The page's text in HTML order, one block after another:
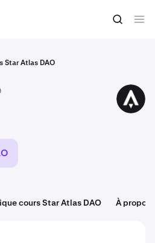
Star Atlas DAO
Acheter du POLIS
POLIS
cours Star Atlas DAO À propos